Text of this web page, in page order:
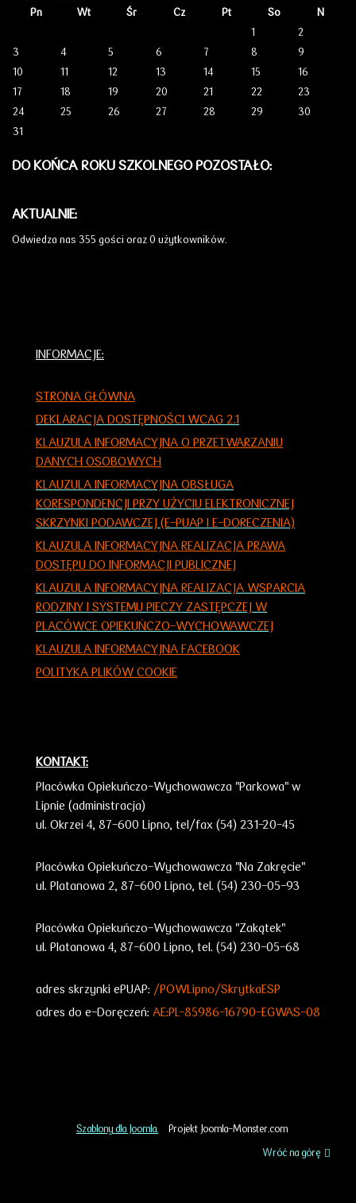
Pn
Wt Śr Cz Pt So
N
1
2
3
4 5 6 7 8
9
10
11 12 13 14 15
16
17
18 19 20 21 22
23
24
25 26 27 28 29
30
31
DO KOŃCA ROKU SZKOLNEGO POZOSTAŁO:
AKTUALNIE:
Odwiedza nas 355 gości oraz 0 użytkowników.
INFORMACJE:
STRONA GŁÓWNA
DEKLARACJA DOSTĘPNOŚCI WCAG 2.1
KLAUZULA INFORMACYJNA O PRZETWARZANIU
DANYCH OSOBOWYCH
KLAUZULA INFORMACYJNA OBSŁUGA
KORESPONDENCJI PRZY UŻYCIU ELEKTRONICZNEJ
SKRZYNKI PODAWCZEJ (E-PUAP I E-DORECZENIA)
KLAUZULA INFORMACYJNA REALIZACJA PRAWA
DOSTĘPU DO INFORMACJI PUBLICZNEJ
KLAUZULA INFORMACYJNA REALIZACJA WSPARCIA
RODZINY I SYSTEMU PIECZY ZASTĘPCZEJ W
PLACÓWCE OPIEKUŃCZO-WYCHOWAWCZEJ
KLAUZULA INFORMACYJNA FACEBOOK
POLITYKA PLIKÓW COOKIE
KONTAKT:
Placówka Opiekuńczo-Wychowawcza "Parkowa" w
Lipnie (administracja)
ul. Okrzei 4, 87-600 Lipno, tel/fax (54) 231-20-45
Placówka Opiekuńczo-Wychowawcza "Na Zakręcie"
ul. Platanowa 2, 87-600 Lipno, tel. (54) 230-05-93
Placówka Opiekuńczo-Wychowawcza "Zakątek"
ul. Platanowa 4, 87-600 Lipno, tel. (54) 230-05-68
adres skrzynki ePUAP: /POWLipno/SkrytkaESP
adres do e-Doręczeń: AE:PL-85986-16790-EGWAS-08
Szablony dla Joomla.
Projekt Joomla-Monster.com
Wróć na górę